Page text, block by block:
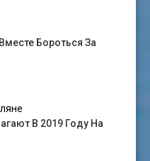
Бороться За
В 2019 Году На